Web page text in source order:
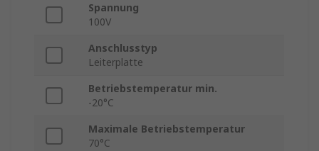
Spannung
100V
Anschlusstyp
Leiterplatte
Betriebstemperatur min.
-20°C
Maximale Betriebstemperatur
70°C